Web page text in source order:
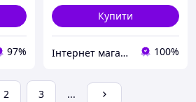
97%
Купити
Інтернет магазин "Світ Електрики" 100%
2 3 ...